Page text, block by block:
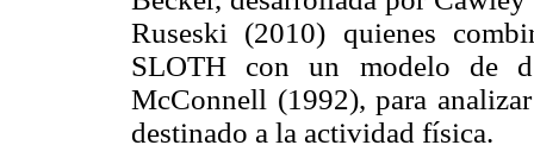
Ruseski (2010) quienes
SLOTH con un modelo de
McConnell (1992), para
destinado a la actividad física.